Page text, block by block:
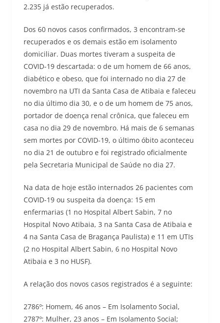
2.235 já estão recuperados.
Dos 60 novos casos confirmados, 3 encontram-se
recuperados e os demais estão em isolamento
domiciliar. Duas mortes tiveram a suspeita de
COVID-19 descartada: o de um homem de 66 anos,
diabético e obeso, que foi internado no dia 27 de
novembro na UTI da Santa Casa de Atibaia e faleceu
no dia último dia 30, e o de um homem de 75 anos,
portador de doença renal crônica, que faleceu em
casa no dia 29 de novembro. Há mais de 6 semanas
sem mortes por COVID-19, o último óbito aconteceu
no dia 21 de outubro e foi registrado oficialmente
pela Secretaria Municipal de Saúde no dia 27.
Na data de hoje estão internados 26 pacientes com
COVID-19 ou suspeita da doença: 15 em
enfermarias (1 no Hospital Albert Sabin, 7 no
Hospital Novo Atibaia, 3 na Santa Casa de Atibaia e
4 na Santa Casa de Bragança Paulista) e 11 em UTIs
(2 no Hospital Albert Sabin, 6 no Hospital Novo
Atibaia e 3 no HUSF).
A relação dos novos casos registrados é a seguinte:
2786º: Homem, 46 anos – Em Isolamento Social,
2787º: Mulher, 23 anos – Em Isolamento Social;